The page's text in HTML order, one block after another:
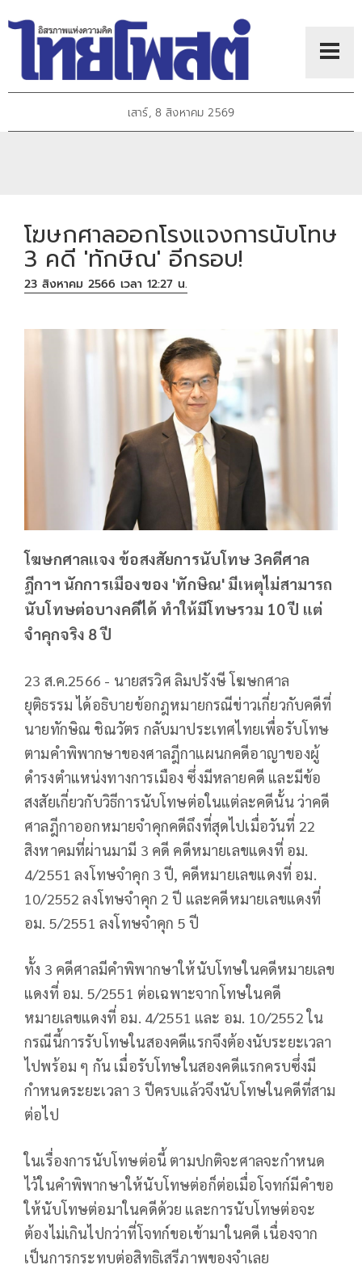
เสาร์, 8 สิงหาคม 2569
โฆษกศาลออกโรงแจงการนับโทษ
3 คดี 'ทักษิณ' อีกรอบ!
23 สิงหาคม 2566 เวลา 12:27 น.
โฆษกศาลเเจง ข้อสงสัยการนับโทษ 3คดีศาล
ฎีกาฯ นักการเมืองของ 'ทักษิณ' มีเหตุไม่สามารถ
นับโทษต่อบางคดีได้ ทำให้มีโทษรวม 10 ปี แต่
จำคุกจริง 8 ปี
23 ส.ค.2566 - นายสรวิศ ลิมปรังษี โฆษกศาล
ยุติธรรม ได้อธิบายข้อกฎหมายกรณีข่าวเกี่ยวกับคดีที่
นายทักษิณ ชิณวัตร กลับมาประเทศไทยเพื่อรับโทษ
ตามคำพิพากษาของศาลฎีกาแผนกคดีอาญาของผู้
ดำรงตำแหน่งทางการเมือง ซึ่งมีหลายคดี และมีข้อ
สงสัยเกี่ยวกับวิธีการนับโทษต่อในแต่ละคดีนั้น ว่าคดี
ศาลฎีกาออกหมายจำคุกคดีถึงที่สุดไปเมื่อวันที่ 22
สิงหาคมที่ผ่านมามี 3 คดี คดีหมายเลขแดงที่ อม.
4/2551 ลงโทษจำคุก 3 ปี, คดีหมายเลขแดงที่ อม.
10/2552 ลงโทษจำคุก 2 ปี และคดีหมายเลขแดงที่
อม. 5/2551 ลงโทษจำคุก 5 ปี
ทั้ง 3 คดีศาลมีคำพิพากษาให้นับโทษในคดีหมายเลข
แดงที่ อม. 5/2551 ต่อเฉพาะจากโทษในคดี
หมายเลขแดงที่ อม. 4/2551 และ อม. 10/2552 ใน
กรณีนี้การรับโทษในสองคดีแรกจึงต้องนับระยะเวลา
ไปพร้อม ๆ กัน เมื่อรับโทษในสองคดีแรกครบซึ่งมี
กำหนดระยะเวลา 3 ปีครบแล้วจึงนับโทษในคดีที่สาม
ต่อไป
ในเรื่องการนับโทษต่อนี้ ตามปกติจะศาลจะกำหนด
ไว้ในคำพิพากษาให้นับโทษต่อก็ต่อเมื่อโจทก์มีคำขอ
ให้นับโทษต่อมาในคดีด้วย และการนับโทษต่อจะ
ต้องไม่เกินไปกว่าที่โจทก์ขอเข้ามาในคดี เนื่องจาก
เป็นการกระทบต่อสิทธิเสรีภาพของจำเลย